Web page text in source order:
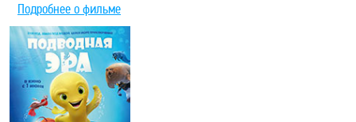
Подробнее о фильме